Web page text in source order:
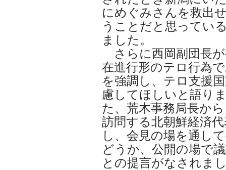
にめぐみさんを救出
うことだと思ってい
ました。
さらに西岡副団長
在進行形のテロ行為
を強調し、テロ支援
慮してほしいと語り
た、荒木事務局長か
訪問する北朝鮮経済
し、会見の場を通し
どうか、公開の場で
との提言がなされま